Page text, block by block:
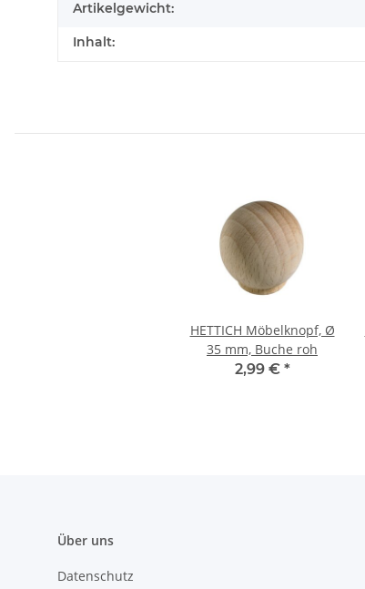
Artikelgewicht:
Inhalt:
HETTICH Möbelknopf, Ø
35 mm, Buche roh
2,99 € *
Über uns
Datenschutz